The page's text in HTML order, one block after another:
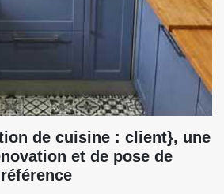
de cuisine : client}, une
et de pose de